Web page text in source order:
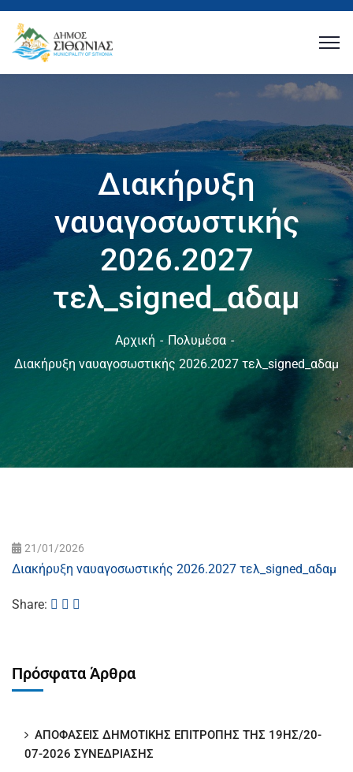
Διακήρυξη
ναυαγοσωστικής
2026.2027
τελ_signed_αδαμ
Αρχική
Πολυμέσα
Διακήρυξη ναυαγοσωστικής 2026.2027 τελ_signed_αδαμ
21/01/2026
Διακήρυξη ναυαγοσωστικής 2026.2027 τελ_signed_αδαμ
Share:
Πρόσφατα Άρθρα
ΑΠΟΦΑΣΕΙΣ ΔΗΜΟΤΙΚΗΣ ΕΠΙΤΡΟΠΗΣ ΤΗΣ 19ΗΣ/20-
07-2026 ΣΥΝΕΔΡΙΑΣΗΣ